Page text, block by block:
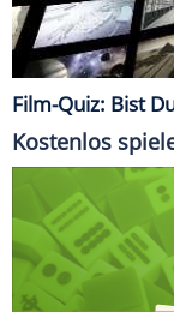
Film-Quiz: Bist
Kostenlos